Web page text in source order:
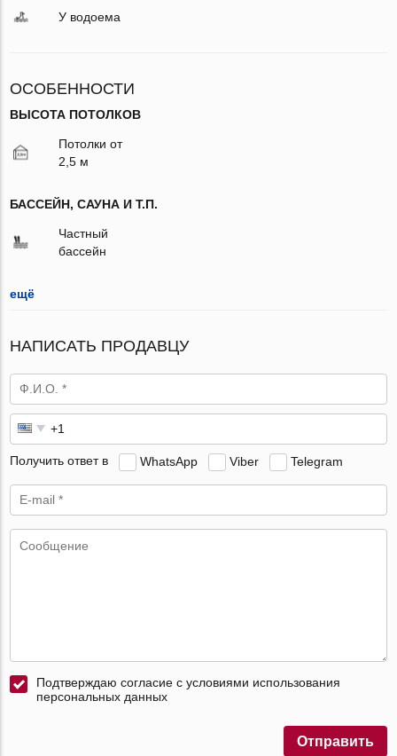
У водоема
ОСОБЕННОСТИ
ВЫСОТА ПОТОЛКОВ
Потолки от
2,5 м
БАССЕЙН, САУНА И Т.П.
Частный
бассейн
ещё
НАПИСАТЬ ПРОДАВЦУ
Получить ответ в WhatsApp Viber Telegram
Подтверждаю согласие с условиями использования
персональных данных
Отправить